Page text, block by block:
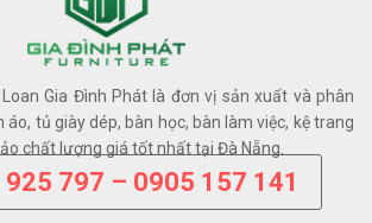
Gia Đình Phát là đơn vị sản xuất và phân
áo, tủ giày dép, bàn học, bàn làm việc, kệ trang
chất lượng giá tốt nhất tại Đà Nẵng.
797 – 0905 157 141